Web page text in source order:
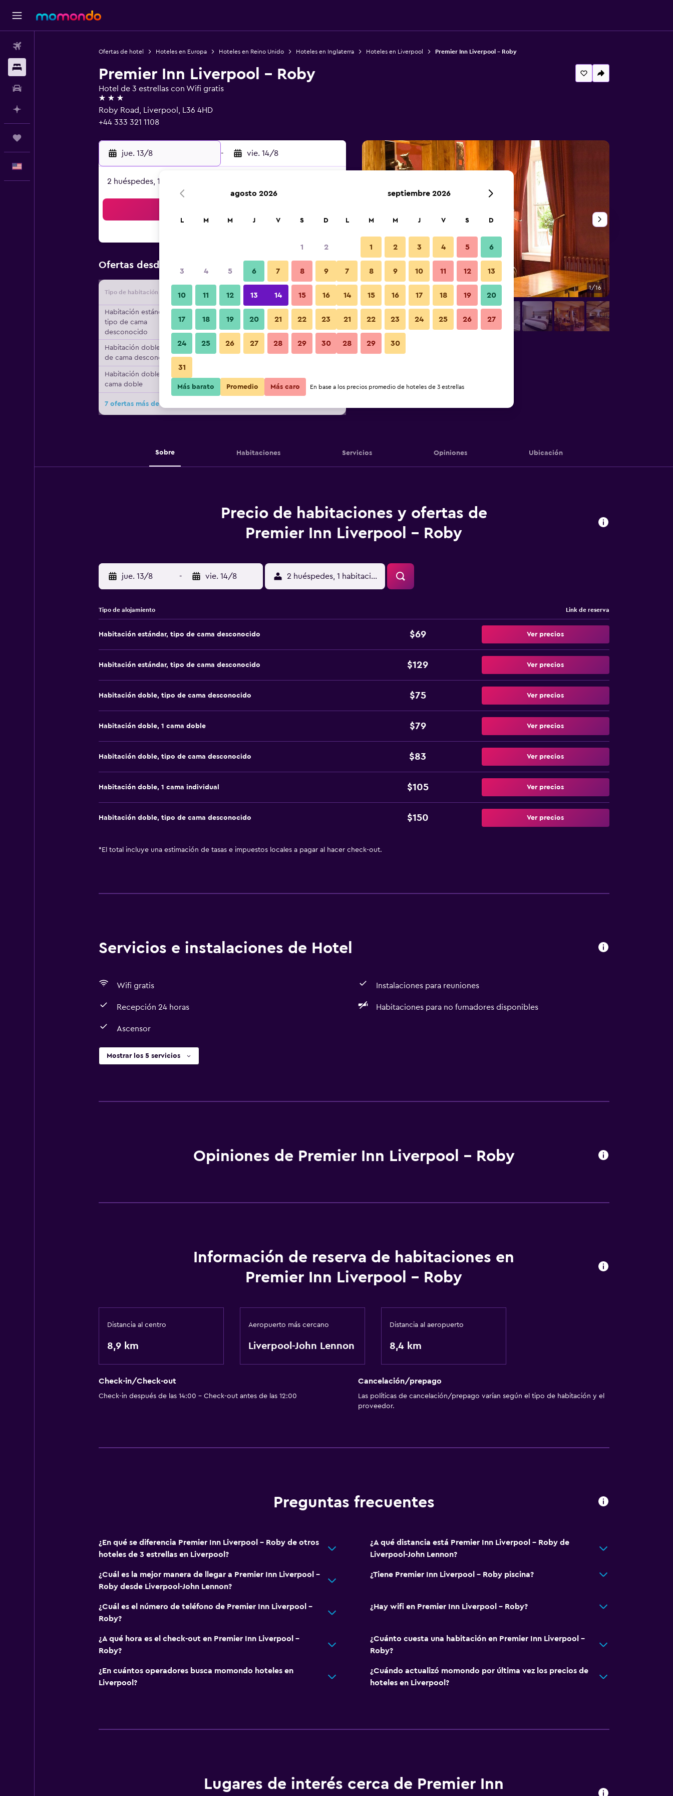
Ofertas de hotel Hoteles en Europa Hoteles en Reino Unido Hoteles en Inglaterra Hoteles en Liverpool Premier Inn Liverpool - Roby
Premier Inn Liverpool - Roby
Hotel de 3 estrellas con Wifi gratis
3 estrellas
Roby Road, Liverpool, L36 4HD
+44 333 321 1108
jue. 13/8 - vie. 14/8
2 huéspedes, 1 habitación
Ofertas desde Oferta más barata de precio por noche
Tipo de habitación Proveedor Total noche
Habitación estándar,
tipo de cama
desconocido
$69 Ver oferta
Habitación doble, tipo
de cama desconocido
$75 Ver oferta
Habitación doble, 1
cama doble
$79 Ver oferta
7 ofertas más de Premier Inn Liverpool - Roby
Lounge 1/16
Fotos
Sobre Habitaciones Servicios Opiniones Ubicación
Precio de habitaciones y ofertas de
Premier Inn Liverpool - Roby
jue. 13/8 - vie. 14/8 2 huéspedes, 1 habitación
Tipo de alojamiento Link de reserva
Habitación estándar, tipo de cama desconocido $69 Ver precios
Habitación estándar, tipo de cama desconocido $129 Ver precios
Habitación doble, tipo de cama desconocido $75 Ver precios
Habitación doble, 1 cama doble $79 Ver precios
Habitación doble, tipo de cama desconocido $83 Ver precios
Habitación doble, 1 cama individual $105 Ver precios
Habitación doble, tipo de cama desconocido $150 Ver precios
* El total incluye una estimación de tasas e impuestos locales a pagar al hacer check-out.
Servicios e instalaciones de Hotel
Wifi gratis Instalaciones para reuniones
Recepción 24 horas Habitaciones para no fumadores disponibles
Ascensor
Mostrar los 5 servicios
Opiniones de Premier Inn Liverpool - Roby
Información de reserva de habitaciones en
Premier Inn Liverpool - Roby
Distancia al centro
8,9 km
Aeropuerto más cercano
Liverpool-John Lennon
Distancia al aeropuerto
8,4 km
Check-in/Check-out
Check-in después de las 14:00 - Check-out antes de las 12:00
Cancelación/prepago
Las políticas de cancelación/prepago varían según el tipo de habitación y el
proveedor.
Preguntas frecuentes
¿En qué se diferencia Premier Inn Liverpool - Roby de otros
hoteles de 3 estrellas en Liverpool?
¿A qué distancia está Premier Inn Liverpool - Roby de
Liverpool-John Lennon?
¿Cuál es la mejor manera de llegar a Premier Inn Liverpool -
Roby desde Liverpool-John Lennon?
¿Tiene Premier Inn Liverpool - Roby piscina?
¿Cuál es el número de teléfono de Premier Inn Liverpool -
Roby?
¿Hay wifi en Premier Inn Liverpool - Roby?
¿A qué hora es el check-out en Premier Inn Liverpool -
Roby?
¿Cuánto cuesta una habitación en Premier Inn Liverpool -
Roby?
¿En cuántos operadores busca momondo hoteles en
Liverpool?
¿Cuándo actualizó momondo por última vez los precios de
hoteles en Liverpool?
Lugares de interés cerca de Premier Inn
agosto 2026
L M M J V S D
1 2
3 4 5 6 7 8 9
10 11 12 13 14 15 16
17 18 19 20 21 22 23
24 25 26 27 28 29 30
31
septiembre 2026
L M M J V S D
1 2 3 4 5 6
7 8 9 10 11 12 13
14 15 16 17 18 19 20
21 22 23 24 25 26 27
28 29 30
Más barato Promedio Más caro En base a los precios promedio de hoteles de 3 estrellas